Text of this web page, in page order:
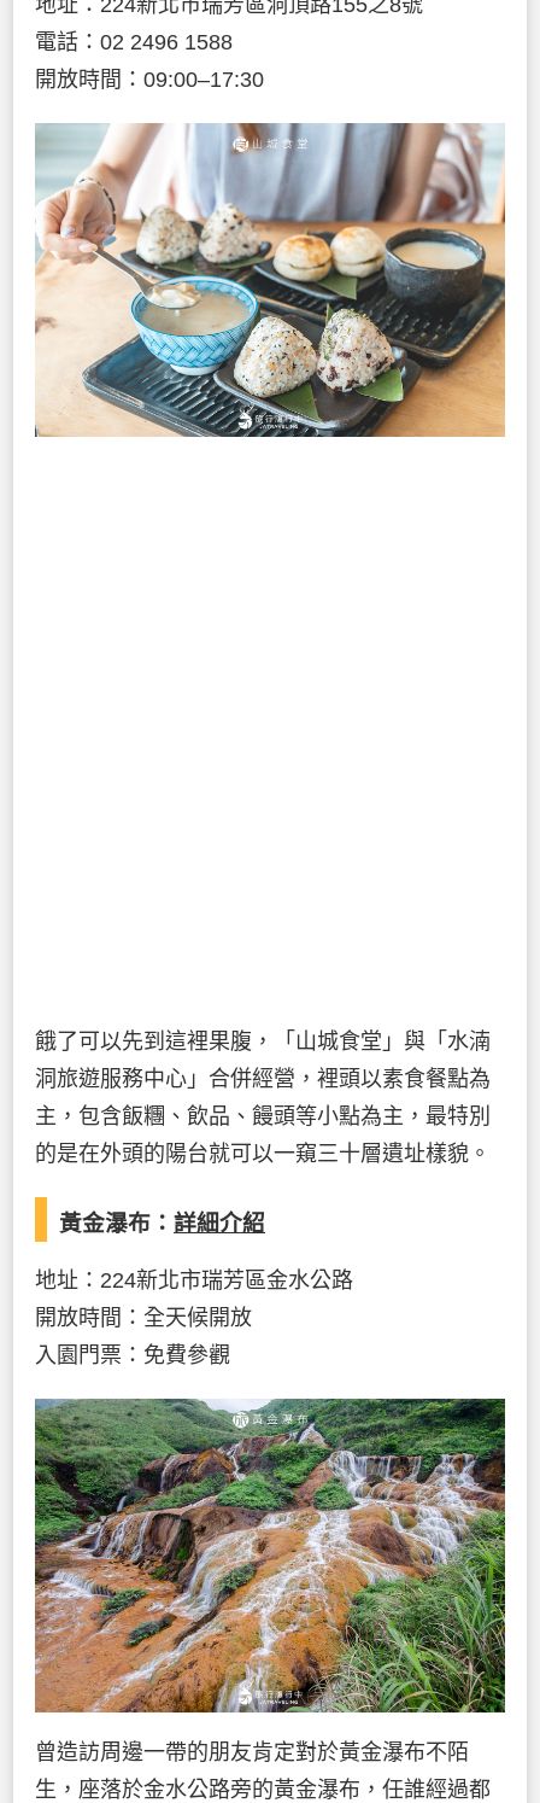
地址：224新北市瑞芳區洞頂路155之8號
電話：02 2496 1588
開放時間：09:00–17:30
餓了可以先到這裡果腹，「山城食堂」與「水湳
洞旅遊服務中心」合併經營，裡頭以素食餐點為
主，包含飯糰、飲品、饅頭等小點為主，最特別
的是在外頭的陽台就可以一窺三十層遺址樣貌。
黃金瀑布： 詳細介紹
地址：224新北市瑞芳區金水公路
開放時間：全天候開放
入園門票：免費參觀
曾造訪周邊一帶的朋友肯定對於黃金瀑布不陌
生，座落於金水公路旁的黃金瀑布，任誰經過都